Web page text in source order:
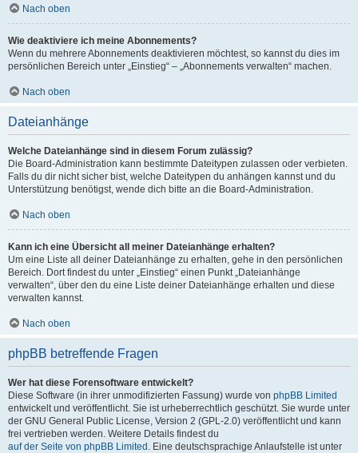
Nach oben
Wie deaktiviere ich meine Abonnements?
Wenn du mehrere Abonnements deaktivieren möchtest, so kannst du dies im
persönlichen Bereich unter „Einstieg“ – „Abonnements verwalten“ machen.
Nach oben
Dateianhänge
Welche Dateianhänge sind in diesem Forum zulässig?
Die Board-Administration kann bestimmte Dateitypen zulassen oder verbieten.
Falls du dir nicht sicher bist, welche Dateitypen du anhängen kannst und du
Unterstützung benötigst, wende dich bitte an die Board-Administration.
Nach oben
Kann ich eine Übersicht all meiner Dateianhänge erhalten?
Um eine Liste all deiner Dateianhänge zu erhalten, gehe in den persönlichen
Bereich. Dort findest du unter „Einstieg“ einen Punkt „Dateianhänge
verwalten“, über den du eine Liste deiner Dateianhänge erhalten und diese
verwalten kannst.
Nach oben
phpBB betreffende Fragen
Wer hat diese Forensoftware entwickelt?
Diese Software (in ihrer unmodifizierten Fassung) wurde von phpBB Limited
entwickelt und veröffentlicht. Sie ist urheberrechtlich geschützt. Sie wurde unter
der GNU General Public License, Version 2 (GPL-2.0) veröffentlicht und kann
frei vertrieben werden. Weitere Details findest du
auf der Seite von phpBB Limited . Eine deutschsprachige Anlaufstelle ist unter